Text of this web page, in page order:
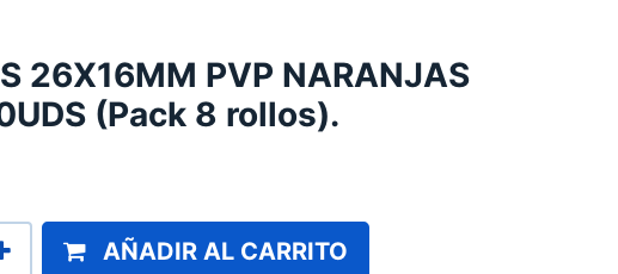
26X16MM PVP NARANJAS
(Pack 8 rollos).
AÑADIR AL CARRITO